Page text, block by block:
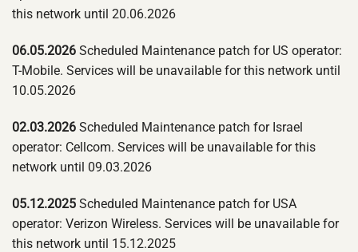
this network until 20.06.2026
06.05.2026 Scheduled Maintenance patch for US operator:
T-Mobile. Services will be unavailable for this network until
10.05.2026
02.03.2026 Scheduled Maintenance patch for Israel
operator: Cellcom. Services will be unavailable for this
network until 09.03.2026
05.12.2025 Scheduled Maintenance patch for USA
operator: Verizon Wireless. Services will be unavailable for
this network until 15.12.2025